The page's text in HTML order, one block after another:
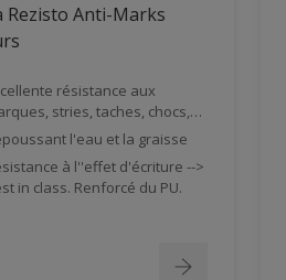
Rezisto Anti-Marks
résistance aux
stries, taches, chocs,…
l'eau et la graisse
à l''effet d'écriture -->
in class. Renforcé du PU.